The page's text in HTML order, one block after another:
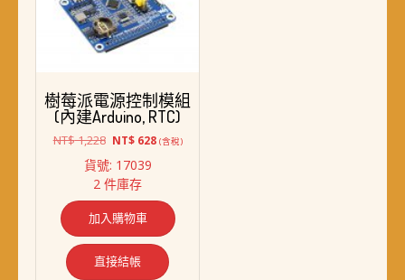
樹莓派電源控制模組
(內建Arduino, RTC)
NT$1,228 原
價
格：
NT$ 1,228。
NT$628目
NT$ 628。
(含稅)
貨號: 17039
2 件庫存
加入購物車
直接結帳